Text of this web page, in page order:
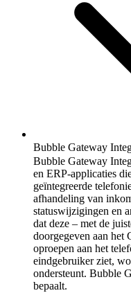
Bubble Gateway
Bubble Gateway
en ERP-applicaties
geïntegreerde
afhandeling van
statuswijzigingen en
dat deze – met de
doorgegeven aan het
oproepen aan het
eindgebruiker ziet,
ondersteunt. Bubble
bepaalt.